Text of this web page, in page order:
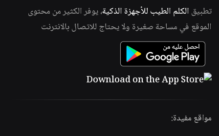
تطبيق الكلم الطيب للأجهزة الذكية، يوفر الكثير من محتوى
الموقع في مساحة صغيرة ولا يحتاج للاتصال بالانترنت
مواقع مفيدة: